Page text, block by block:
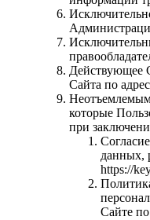
Действующее
Сайта по
которые
при
данных,
https://
Сайте